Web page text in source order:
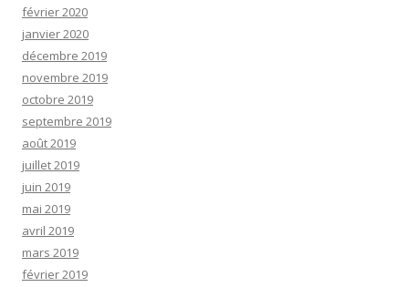
février 2020
janvier 2020
décembre 2019
novembre 2019
octobre 2019
septembre 2019
août 2019
juillet 2019
juin 2019
mai 2019
avril 2019
mars 2019
février 2019